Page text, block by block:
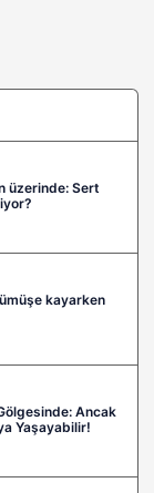
üzerinde: Sert
kayarken
Ancak
Yaşayabilir!